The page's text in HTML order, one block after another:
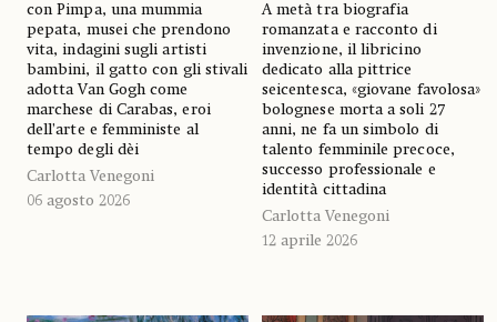
con Pimpa, una mummia
pepata, musei che prendono
vita, indagini sugli artisti
bambini, il gatto con gli stivali
adotta Van Gogh come
marchese di Carabas, eroi
dell’arte e femministe al
tempo degli dèi
Carlotta Venegoni
06 agosto 2026
A metà tra biografia
romanzata e racconto di
invenzione, il libricino
dedicato alla pittrice
seicentesca, «giovane favolosa»
bolognese morta a soli 27
anni, ne fa un simbolo di
talento femminile precoce,
successo professionale e
identità cittadina
Carlotta Venegoni
12 aprile 2026